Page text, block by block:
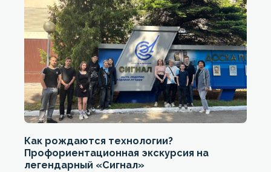
Как рождаются технологии?
Профориентационная экскурсия на
легендарный «Сигнал»